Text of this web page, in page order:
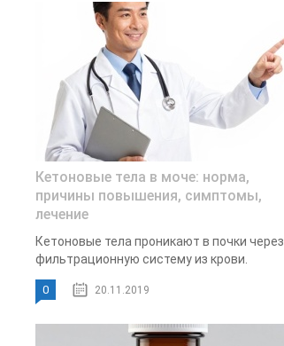
Кетоновые тела в моче: норма,
причины повышения, симптомы,
лечение
Кетоновые тела проникают в почки через
фильтрационную систему из крови.
0 20.11.2019